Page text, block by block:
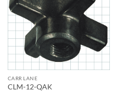
CARR LANE
CLM-12-QAK